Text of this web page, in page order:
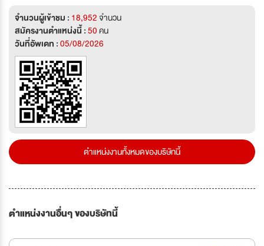
จำนวนผู้เข้าชม : 18,952จำนวน
สมัครงานตำแหน่งนี้ :50คน
วันที่อัพเดท :05/08/2026
ตำแหน่งงานทั้งหมดของบริษัทนี้
ตำแหน่งงานอื่นๆ ของบริษัทนี้